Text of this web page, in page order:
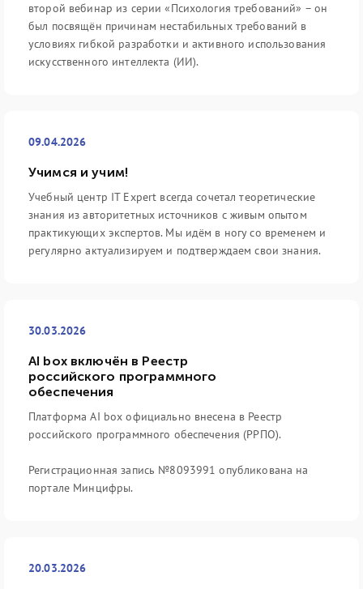
второй вебинар из серии «Психология требований» – он
был посвящён причинам нестабильных требований в
условиях гибкой разработки и активного использования
искусственного интеллекта (ИИ).
09.04.2026
Учимся и учим!
Учебный центр IT Expert всегда сочетал теоретические
знания из авторитетных источников с живым опытом
практикующих экспертов. Мы идём в ногу со временем и
регулярно актуализируем и подтверждаем свои знания.
30.03.2026
AI box включён в Реестр
российского программного
обеспечения
Платформа AI box официально внесена в Реестр
российского программного обеспечения (РРПО).
Регистрационная запись №8093991 опубликована на
портале Минцифры.
20.03.2026